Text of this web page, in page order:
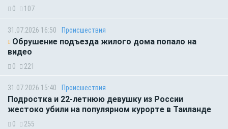
0 107
31.07.2026 16:50 Происшествия
Обрушение подъезда жилого дома попало на
видео
0 221
31.07.2026 15:40 Происшествия
Подростка и 22-летнюю девушку из России
жестоко убили на популярном курорте в Таиланде
0 255